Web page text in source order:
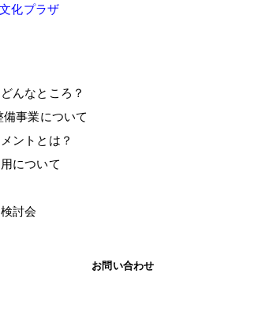
化プラザ
んなところ？
事業について
ントとは？
について
討会
お問い合わせ